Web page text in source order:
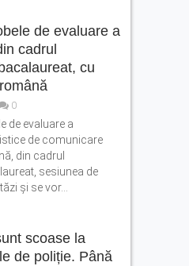
de evaluare a
cadrul
cu
0
de evaluare a
de comunicare
din cadrul
sesiunea de
și se vor...
scoase la
de poliție. Până